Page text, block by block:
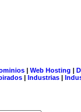
| Web Hosting |
| Industrias |